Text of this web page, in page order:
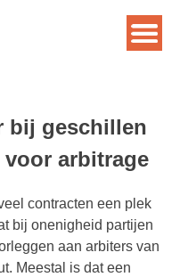
bij geschillen
arbitrage
contracten een plek
bij onenigheid partijen
aan arbiters van
Meestal is dat een